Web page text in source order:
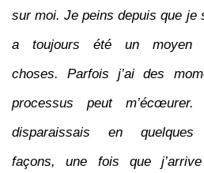
sur moi. Je peins depuis que je
a toujours été un moyen
choses. Parfois j’ai des
processus peut
disparaissais en
façons, une fois que